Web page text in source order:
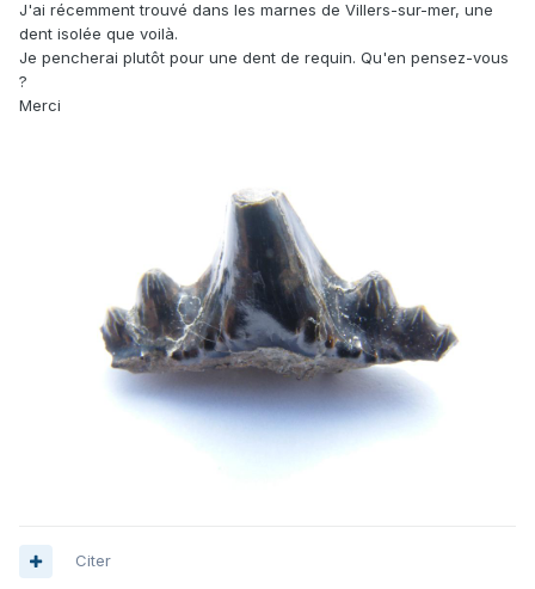
J'ai récemment trouvé dans les marnes de Villers-sur-mer, une
dent isolée que voilà.
Je pencherai plutôt pour une dent de requin. Qu'en pensez-vous
?
Merci
Citer